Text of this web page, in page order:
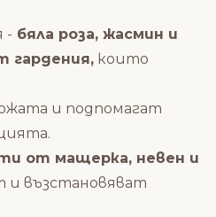
- бяла роза, жасмин и
гардения, които
и подпомагат
от мащерка, невен и
и възстановяват